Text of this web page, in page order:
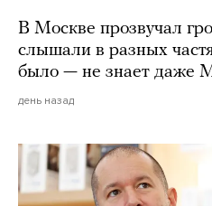
В Москве прозвучал
слышали в разных
было — не знает даже
день назад